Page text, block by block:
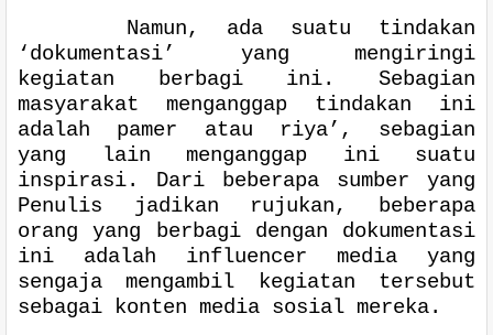
Namun, ada suatu tindakan
‘dokumentasi’ yang mengiringi
kegiatan berbagi ini. Sebagian
masyarakat menganggap tindakan ini
adalah pamer atau riya’, sebagian
yang lain menganggap ini suatu
inspirasi. Dari beberapa sumber yang
Penulis jadikan rujukan, beberapa
orang yang berbagi dengan dokumentasi
ini adalah influencer media yang
sengaja mengambil kegiatan tersebut
sebagai konten media sosial mereka.